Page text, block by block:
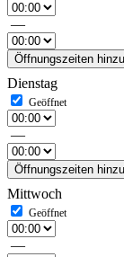
—
Öffnungszeiten
Dienstag
—
Öffnungszeiten
Mittwoch
—